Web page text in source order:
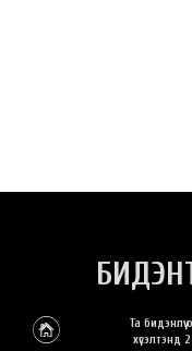
Та
хүсэлтэнд